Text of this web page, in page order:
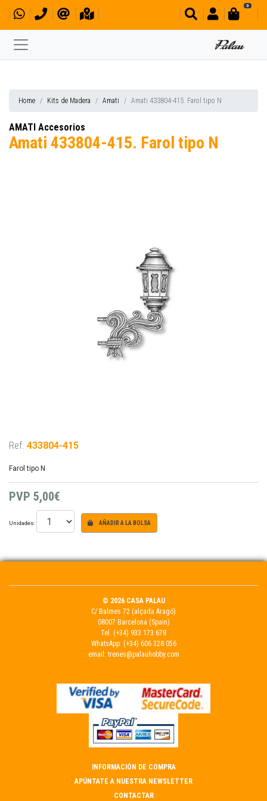
0
Home Kits de Madera Amati Amati 433804-415. Farol tipo N
AMATI Accesorios
Amati 433804-415. Farol tipo N
Ref. 433804-415
Farol tipo N
PVP 5,00€
Unidades: AÑADIR A LA BOLSA
© 2026 CASA PALAU
C/ Balmes 72 (alçada Aragó)
08007 Barcelona (Spain)
Tel. (+34) 933 173 678
WhatsApp: (+34) 606 328 056
email: trenes@palauhobby.com
INFORMACIÓN DE COMPRA
APÚNTATE A NUESTRA NEWSLETTER
CONTACTAR